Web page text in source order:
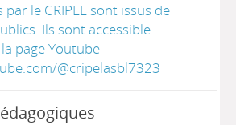
le CRIPEL sont issus de
Ils sont accessible
page Youtube
@cripelasbl7323